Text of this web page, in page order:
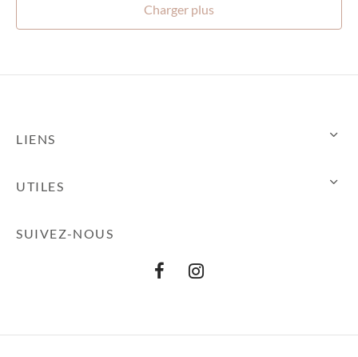
Charger plus
LIENS
UTILES
SUIVEZ-NOUS